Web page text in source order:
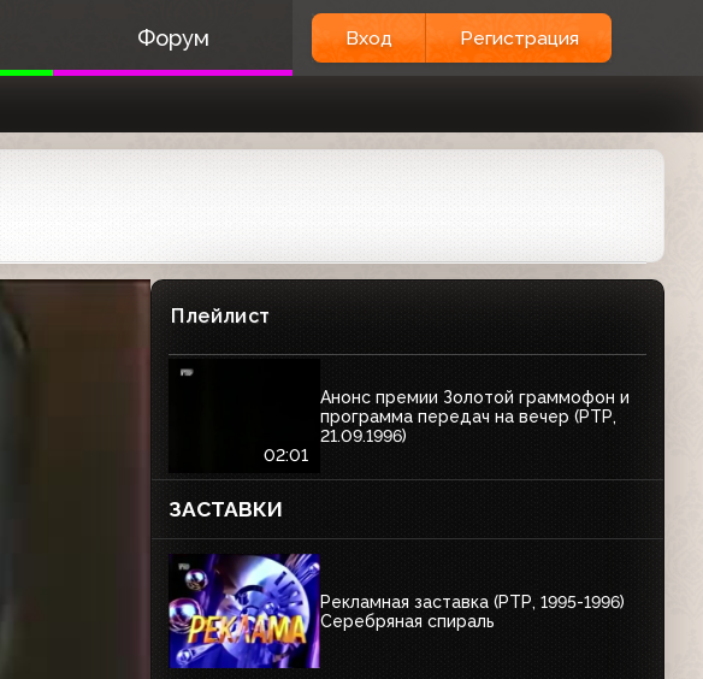
Форум Вход Регистрация
Плейлист
02:01
Анонс премии Золотой граммофон и
программа передач на вечер (РТР,
21.09.1996)
ЗАСТАВКИ
Рекламная заставка (РТР, 1995-1996)
Серебряная спираль